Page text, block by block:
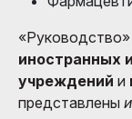
иностранных
учреждений и
представлены